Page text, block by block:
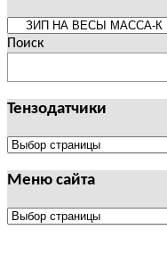
ЗИП
НА
И
ТЕРМИНАЛЫ
МАССА-
Поиск
Тензодатчики
Тензодатчики
Меню сайта
Меню